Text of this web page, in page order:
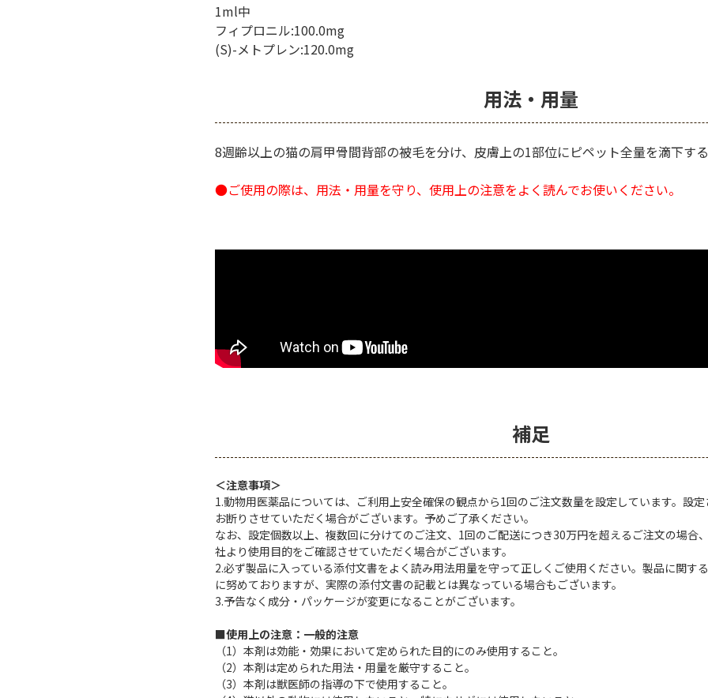
1ml中
フィプロニル:100.0mg
(S)-メトプレン:120.0mg
用法・用量
8週齢以上の猫の肩甲骨間背部の被毛を分け、皮膚上の1部位にピペット全量を滴下す
●ご使用の際は、用法・用量を守り、使用上の注意をよく読んでお使いください。
補足
＜注意事項＞
1.動物用医薬品については、ご利用上安全確保の観点から1回のご注文数量を設定しています。設
お断りさせていただく場合がございます。予めご了承ください。
なお、設定個数以上、複数回に分けてのご注文、1回のご配送につき30万円を超えるご注文の場合
社より使用目的をご確認させていただく場合がございます。
2.必ず製品に入っている添付文書をよく読み用法用量を守って正しくご使用ください。製品に関す
に努めておりますが、実際の添付文書の記載とは異なっている場合もございます。
3.予告なく成分・パッケージが変更になることがございます。
■使用上の注意：一般的注意
（1）本剤は効能・効果において定められた目的にのみ使用すること。
（2）本剤は定められた用法・用量を厳守すること。
（3）本剤は獣医師の指導の下で使用すること。